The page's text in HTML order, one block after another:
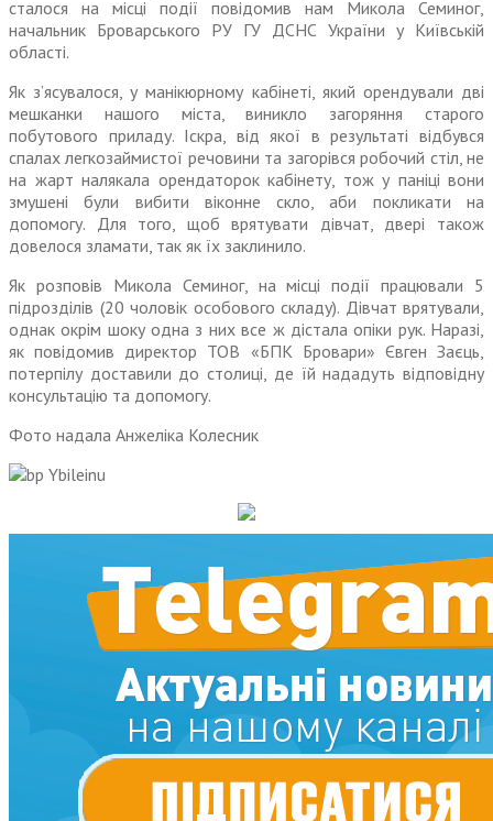
сталося на місці події повідомив нам Микола Семиног,
начальник Броварського РУ ГУ ДСНС України у Київській
області.
Як з’ясувалося, у манікюрному кабінеті, який орендували дві
мешканки нашого міста, виникло загоряння старого
побутового приладу. Іскра, від якої в результаті відбувся
спалах легкозаймистої речовини та загорівся робочий стіл, не
на жарт налякала орендаторок кабінету, тож у паніці вони
змушені були вибити віконне скло, аби покликати на
допомогу. Для того, щоб врятувати дівчат, двері також
довелося зламати, так як їх заклинило.
Як розповів Микола Семиног, на місці події працювали 5
підрозділів (20 чоловік особового складу). Дівчат врятували,
однак окрім шоку одна з них все ж дістала опіки рук. Наразі,
як повідомив директор ТОВ «БПК Бровари» Євген Заєць,
потерпілу доставили до столиці, де їй нададуть відповідну
консультацію та допомогу.
Фото надала Анжеліка Колесник